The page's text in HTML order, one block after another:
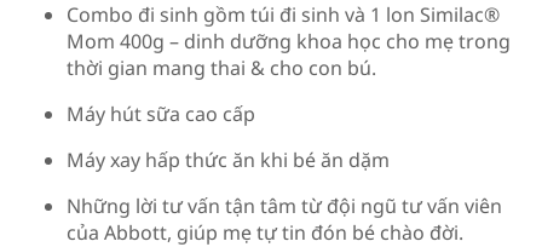
Combo đi sinh gồm túi đi sinh và 1 lon Similac®
Mom 400g – dinh dưỡng khoa học cho mẹ trong
thời gian mang thai & cho con bú.
Máy hút sữa cao cấp
Máy xay hấp thức ăn khi bé ăn dặm
Những lời tư vấn tận tâm từ đội ngũ tư vấn viên
của Abbott, giúp mẹ tự tin đón bé chào đời.